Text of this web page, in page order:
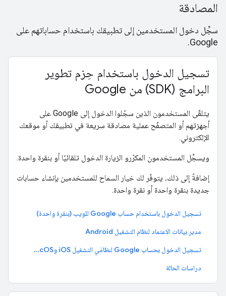
المصادقة
سجِّل دخول المستخدمين إلى تطبيقك باستخدام حساباتهم على
Google.
تسجيل الدخول باستخدام حِزم تطوير
البرامج (SDK) من Google
يتلقّى المستخدمون الذين سجّلوا الدخول إلى Google على
أجهزتهم أو المتصفّح عملية مصادقة سريعة في تطبيقك أو موقعك
الإلكتروني.
ويسجِّل المستخدمون المكرّرو الزيارة الدخول تلقائيًا أو بنقرة واحدة.
إضافةً إلى ذلك، يتوفّر لك خيار السماح للمستخدمين بإنشاء حسابات
جديدة بنقرة واحدة أو نقرة واحدة.
تسجيل الدخول باستخدام حساب Google للويب (بنقرة واحدة)
مدير بيانات الاعتماد لنظام التشغيل Android
تسجيل الدخول بحساب Google لنظامَي التشغيل iOS وmacOS
دراسات الحالة